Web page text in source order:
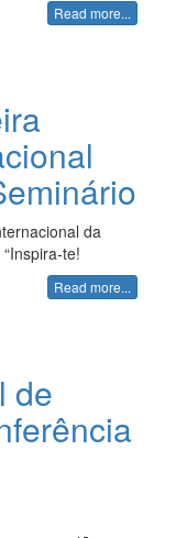
Read more...
da
te!
Read more...
de